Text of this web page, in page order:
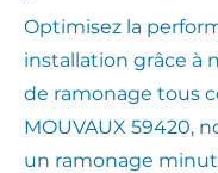
Optimisez la
installation grâce à
de ramonage tous
MOUVAUX 59420,
un ramonage